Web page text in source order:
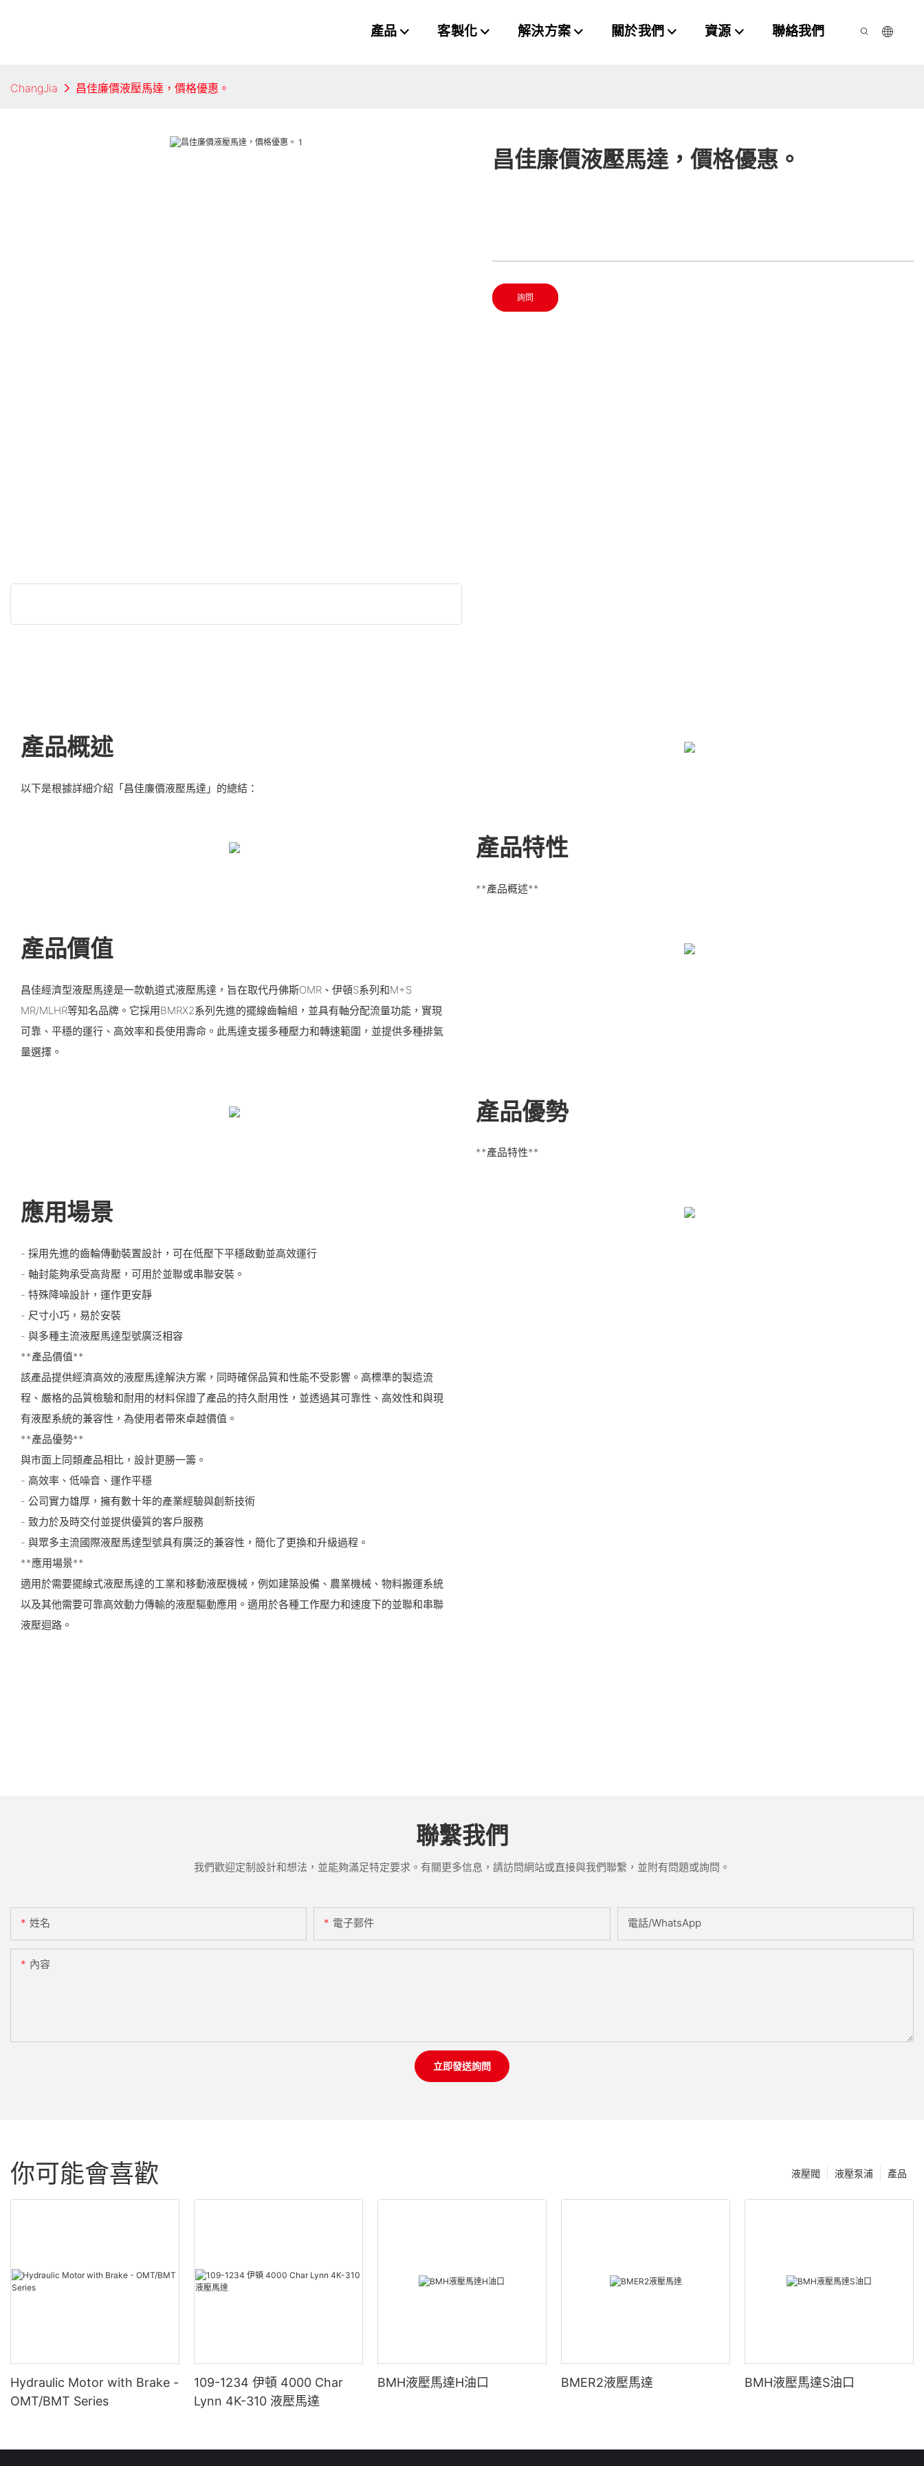
產品 客製化 解決方案 關於我們 資源 聯絡我們
ChangJia 昌佳廉價液壓馬達，價格優惠。
昌佳廉價液壓馬達，價格優惠。
詢問
產品概述
以下是根據詳細介紹「昌佳廉價液壓馬達」的總結：
產品特性
**產品概述**
產品價值
昌佳經濟型液壓馬達是一款軌道式液壓馬達，旨在取代丹佛斯OMR、伊頓S系列和M+S
MR/MLHR等知名品牌。它採用BMRX2系列先進的擺線齒輪組，並具有軸分配流量功能，實現
可靠、平穩的運行、高效率和長使用壽命。此馬達支援多種壓力和轉速範圍，並提供多種排氣
量選擇。
產品優勢
**產品特性**
應用場景
- 採用先進的齒輪傳動裝置設計，可在低壓下平穩啟動並高效運行
- 軸封能夠承受高背壓，可用於並聯或串聯安裝。
- 特殊降噪設計，運作更安靜
- 尺寸小巧，易於安裝
- 與多種主流液壓馬達型號廣泛相容
**產品價值**
該產品提供經濟高效的液壓馬達解決方案，同時確保品質和性能不受影響。高標準的製造流
程、嚴格的品質檢驗和耐用的材料保證了產品的持久耐用性，並透過其可靠性、高效性和與現
有液壓系統的兼容性，為使用者帶來卓越價值。
**產品優勢**
與市面上同類產品相比，設計更勝一籌。
- 高效率、低噪音、運作平穩
- 公司實力雄厚，擁有數十年的產業經驗與創新技術
- 致力於及時交付並提供優質的客戶服務
- 與眾多主流國際液壓馬達型號具有廣泛的兼容性，簡化了更換和升級過程。
**應用場景**
適用於需要擺線式液壓馬達的工業和移動液壓機械，例如建築設備、農業機械、物料搬運系統
以及其他需要可靠高效動力傳輸的液壓驅動應用。適用於各種工作壓力和速度下的並聯和串聯
液壓迴路。
聯繫我們
我們歡迎定制設計和想法，並能夠滿足特定要求。有關更多信息，請訪問網站或直接與我們聯繫，並附有問題或詢問。
姓名 電子郵件 電話/WhatsApp
內容
立即發送詢問
你可能會喜歡 產品
液壓泵浦
液壓閥
Hydraulic Motor with Brake -
OMT/BMT Series
109-1234 伊頓 4000 Char
Lynn 4K-310 液壓馬達
BMH液壓馬達H油口 BMER2液壓馬達 BMH液壓馬達S油口